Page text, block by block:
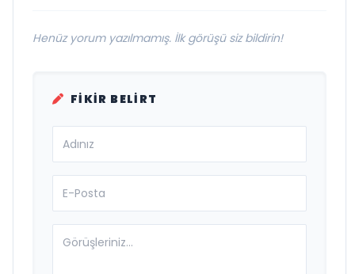
Henüz yorum yazılmamış. İlk görüşü siz bildirin!
FIKIR BELIRT